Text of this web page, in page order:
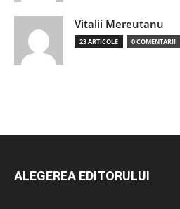
Vitalii Mereutanu
23 ARTICOLE 0 COMENTARII
ALEGEREA EDITORULUI